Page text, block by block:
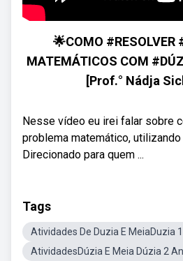
🌟COMO #RESOLVER
MATEMÁTICOS COM
[Prof.° Nádja
Nesse vídeo eu irei falar sobre
problema matemático,
Direcionado para quem ...
Tags
Atividades De Duzia E MeiaDuzia
AtividadesDúzia E Meia Dúzia 2